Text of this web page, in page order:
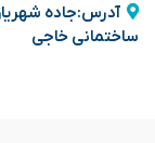
آدرس:جاده
ساختمانی خاجی